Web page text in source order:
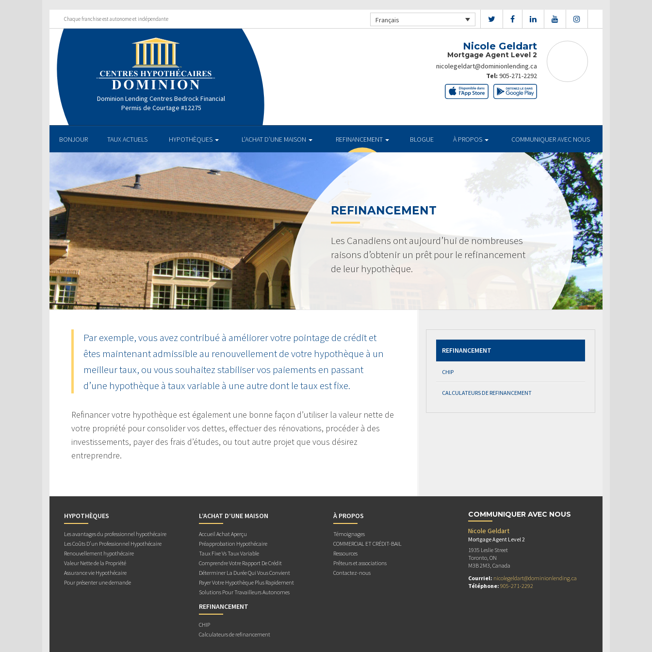
Chaque franchise est autonome et indépendante Français
Dominion Lending Centres Bedrock Financial
Permis de Courtage #12275
Nicole Geldart
Mortgage Agent Level 2
nicolegeldart@dominionlending.ca
Tel: 905-271-2292
BONJOUR TAUX ACTUELS HYPOTHÈQUES L’ACHAT D’UNE MAISON REFINANCEMENT BLOGUE À PROPOS COMMUNIQUER AVEC NOUS
REFINANCEMENT
Les Canadiens ont aujourd’hui de nombreuses
raisons d’obtenir un prêt pour le refinancement
de leur hypothèque.
Par exemple, vous avez contribué à améliorer votre pointage de crédit et
êtes maintenant admissible au renouvellement de votre hypothèque à un
meilleur taux, ou vous souhaitez stabiliser vos paiements en passant
d’une hypothèque à taux variable à une autre dont le taux est fixe.
Refinancer votre hypothèque est également une bonne façon d’utiliser la valeur nette de
votre propriété pour consolider vos dettes, effectuer des rénovations, procéder à des
investissements, payer des frais d’études, ou tout autre projet que vous désirez
entreprendre.
REFINANCEMENT
CHIP
CALCULATEURS DE REFINANCEMENT
HYPOTHÈQUES
Les avantages du professionnel hypothécaire
Les Coûts D’un Professionnel Hypothécaire
Renouvellement hypothécaire
Valeur Nette de la Propriété
Assurance vie Hypothécaire
Pour présenter une demande
L’ACHAT D’UNE MAISON
Accueil Achat Aperçu
Préapprobation Hypothécaire
Taux Fixe Vs Taux Variable
Comprendre Votre Rapport De Crédit
Déterminer La Durée Qui Vous Convient
Payer Votre Hypothèque Plus Rapidement
Solutions Pour Travailleurs Autonomes
REFINANCEMENT
CHIP
Calculateurs de refinancement
À PROPOS
Témoignages
COMMERCIAL ET CRÉDIT-BAIL
Ressources
Prêteurs et associations
Contactez-nous
COMMUNIQUER AVEC NOUS
Nicole Geldart
Mortgage Agent Level 2
1935 Leslie Street
Toronto, ON
M3B 2M3, Canada
Courriel: nicolegeldart@dominionlending.ca
Téléphone: 905-271-2292